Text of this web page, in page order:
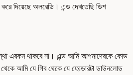
দিয়েছে অলরেডি। এন্ড দেখতেছি ডিশ
এরকম থাকবে না। এন্ড আমি আপনাদেরকে কোড
আমি যে গিব থেকে যে ফোল্ডারটা ডাউনলোড